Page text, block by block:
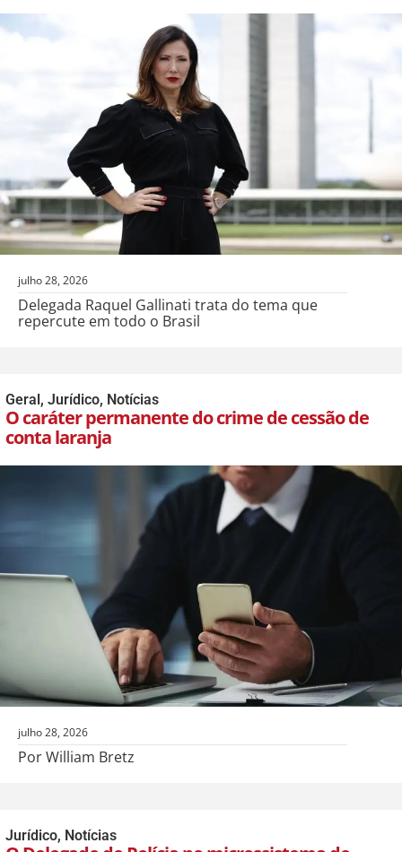
julho 28, 2026
Delegada Raquel Gallinati trata do tema que
repercute em todo o Brasil
Geral, Jurídico, Notícias
O caráter permanente do crime de cessão de
conta laranja
julho 28, 2026
Por William Bretz
Jurídico, Notícias